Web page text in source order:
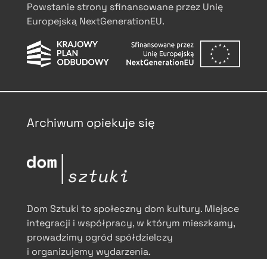
Powstanie strony sfinansowane przez Unię
Europejską NextGenerationEU.
Archiwum opiekuje się
Dom Sztuki to społeczny dom kultury. Miejsce
integracji i współpracy, w którym mieszkamy,
prowadzimy ogród spółdzielczy
i organizujemy wydarzenia.